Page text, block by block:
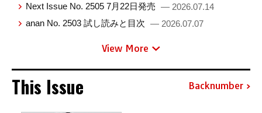
Next Issue No. 2505 7月22日発売 — 2026.07.14
anan No. 2503 試し読みと目次 — 2026.07.07
View More
This Issue Backnumber